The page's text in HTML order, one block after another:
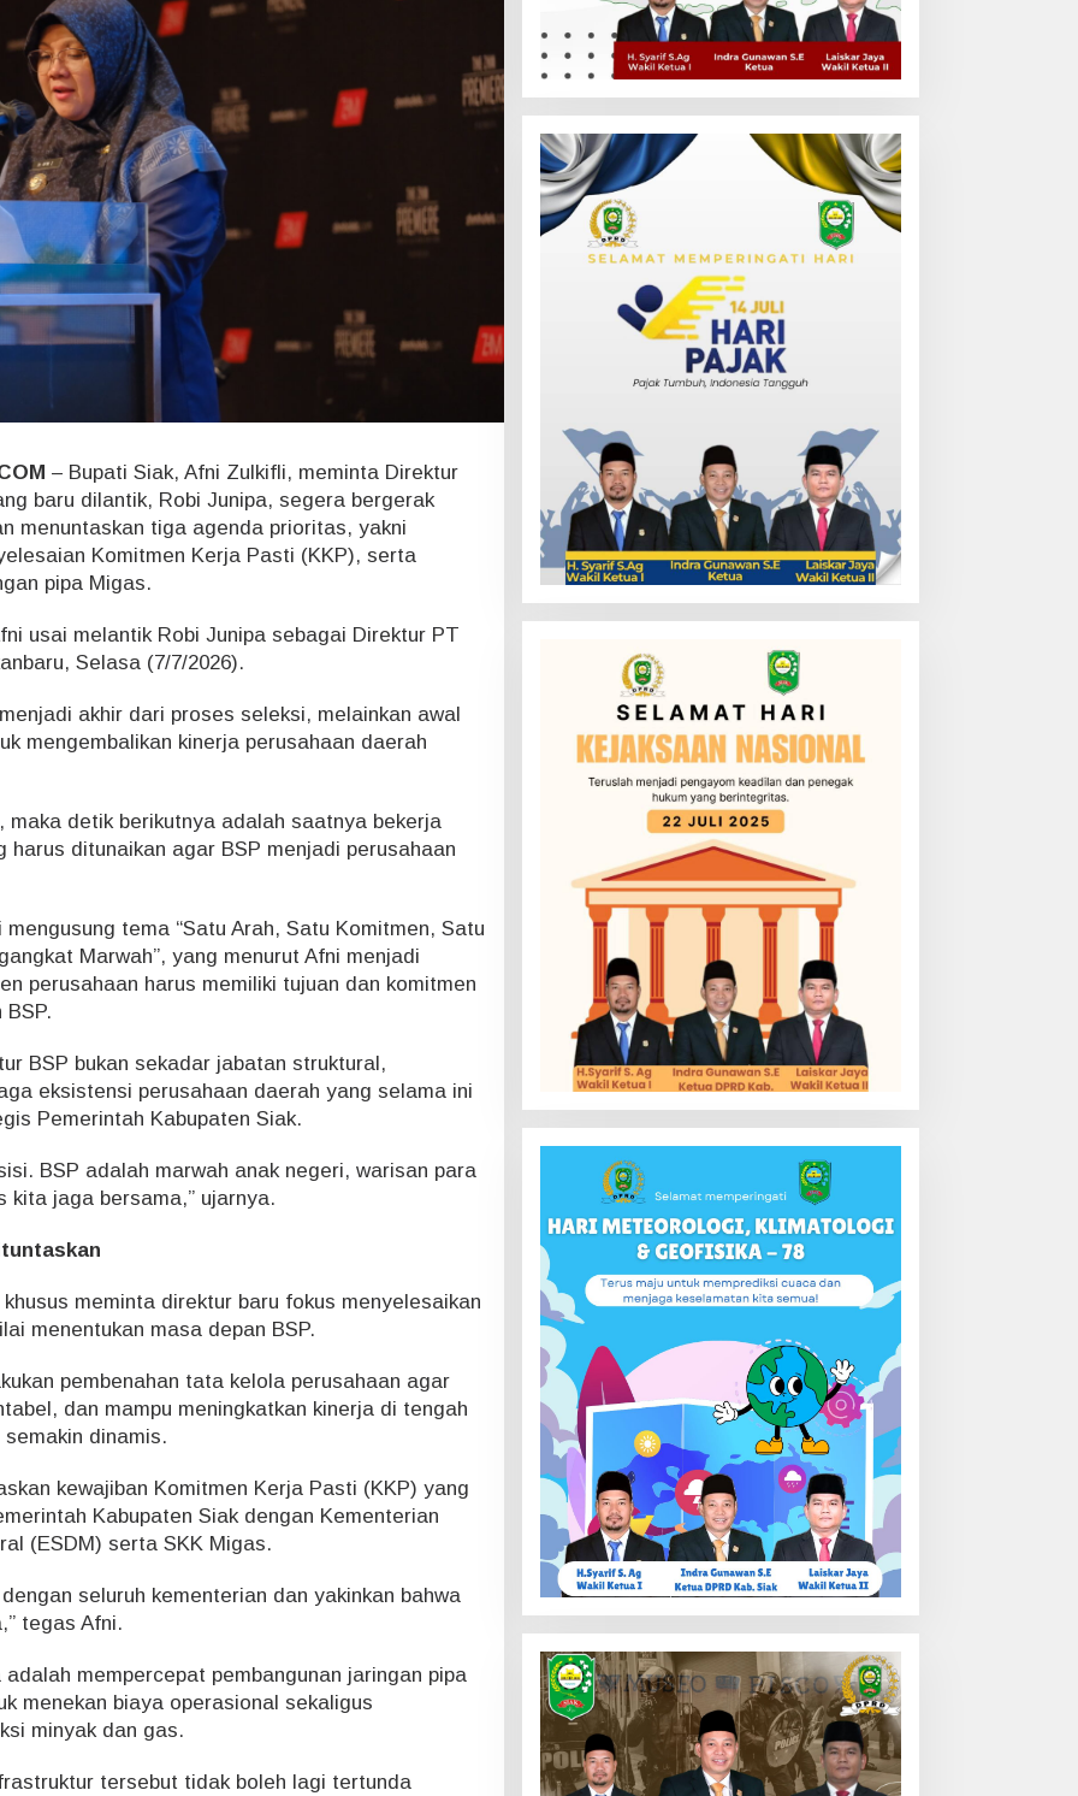
– Bupati Siak, Afni Zulkifli, meminta Direktur
baru dilantik, Robi Junipa, segera bergerak
menuntaskan tiga agenda prioritas, yakni
Komitmen Kerja Pasti (KKP), serta
pipa Migas.
usai melantik Robi Junipa sebagai Direktur PT
Selasa (7/7/2026).
akhir dari proses seleksi, melainkan awal
mengembalikan kinerja perusahaan daerah
maka detik berikutnya adalah saatnya bekerja
harus ditunaikan agar BSP menjadi perusahaan
tema “Satu Arah, Satu Komitmen, Satu
Marwah”, yang menurut Afni menjadi
perusahaan harus memiliki tujuan dan komitmen
BSP bukan sekadar jabatan struktural,
eksistensi perusahaan daerah yang selama ini
Pemerintah Kabupaten Siak.
BSP adalah marwah anak negeri, warisan para
kita jaga bersama,” ujarnya.
meminta direktur baru fokus menyelesaikan
menentukan masa depan BSP.
pembenahan tata kelola perusahaan agar
dan mampu meningkatkan kinerja di tengah
dinamis.
kewajiban Komitmen Kerja Pasti (KKP) yang
Kabupaten Siak dengan Kementerian
(ESDM) serta SKK Migas.
seluruh kementerian dan yakinkan bahwa
tegas Afni.
mempercepat pembangunan jaringan pipa
menekan biaya operasional sekaligus
minyak dan gas.
tersebut tidak boleh lagi tertunda